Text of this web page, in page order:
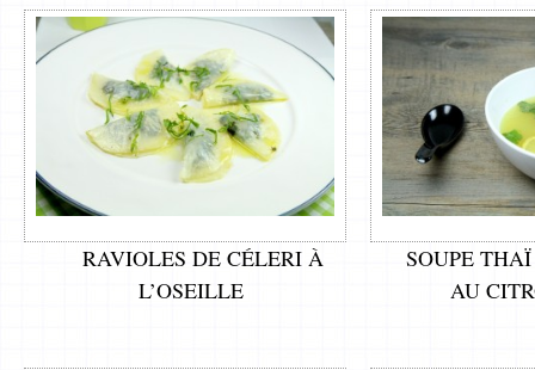
RAVIOLES DE CÉLERI À
L’OSEILLE
SOUPE
AU